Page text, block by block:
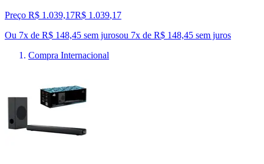
Preço R$ 1.039,17R$ 1.039,17
Ou 7x de R$ 148,45 sem jurosou 7x de R$ 148,45 sem juros
Compra Internacional